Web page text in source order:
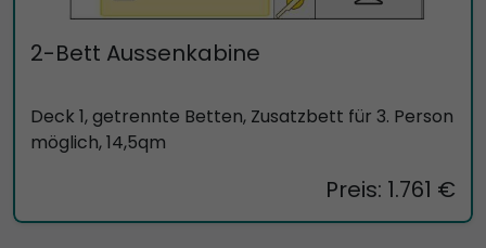
2-Bett Aussenkabine
Deck 1, getrennte Betten, Zusatzbett für 3. Person
möglich, 14,5qm
Preis: 1.761 €